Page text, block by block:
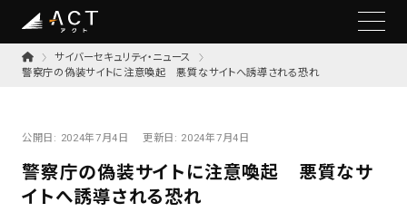
サイバーセキュリティ・ニュース
警察庁の偽装サイトに注意喚起 悪質なサイトへ誘導される恐れ
公開日: 2024年7月4日 更新日: 2024年7月4日
警察庁の偽装サイトに注意喚起 悪質なサ
イトへ誘導される恐れ